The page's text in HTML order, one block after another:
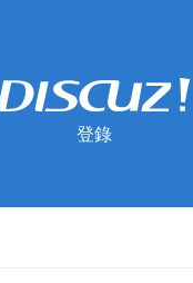
登錄